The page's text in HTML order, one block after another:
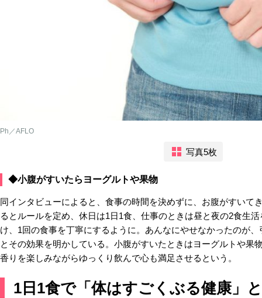
Ph／AFLO
写真5枚
◆小腹がすいたらヨーグルトや果物
同インタビューによると、食事の時間を決めずに、お腹がすいて
るとルールを定め、休日は1日1食、仕事のときは昼と夜の2食生
け、1回の食事を丁寧にするように。あんなにやせなかったのが
とその効果を明かしている。小腹がすいたときはヨーグルトや果
香りを楽しみながらゆっくり飲んで心も満足させるという。
1日1食で「体はすごくぶる健康」